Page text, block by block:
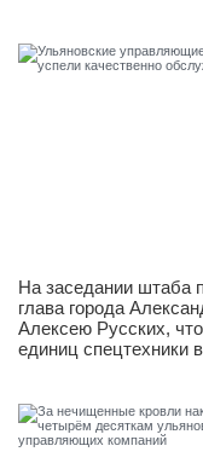
На заседании штаба
глава города
Алексею Русских,
единиц спецтехники